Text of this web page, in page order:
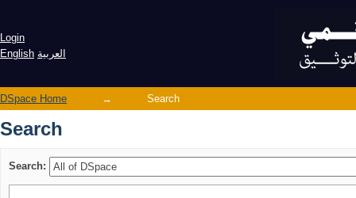
Login
English العربية
DSpace Home → Search
Search
Search: